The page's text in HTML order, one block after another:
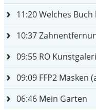
11:20Welches
10:37
09:55 RO
09:09 FFP2 Masken
06:46 Mein Garten